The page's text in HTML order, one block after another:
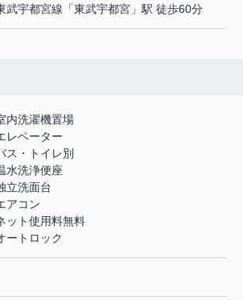
武宇都宮線 「東武宇都宮 」駅 徒歩60分
内洗濯機置場
レベーター
ス・トイレ別
水洗浄便座
立洗面台
アコン
ット使用料無料
ートロック